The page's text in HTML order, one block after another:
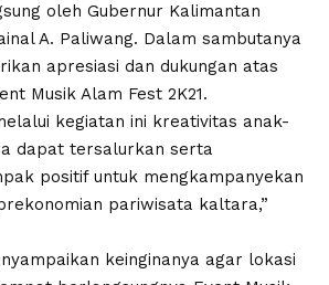
oleh Gubernur Kalimantan
A. Paliwang. Dalam sambutanya
apresiasi dan dukungan atas
Musik Alam Fest 2K21.
kegiatan ini kreativitas anak-
dapat tersalurkan serta
positif untuk mengkampanyekan
pariwisata kaltara,”
keinginanya agar lokasi